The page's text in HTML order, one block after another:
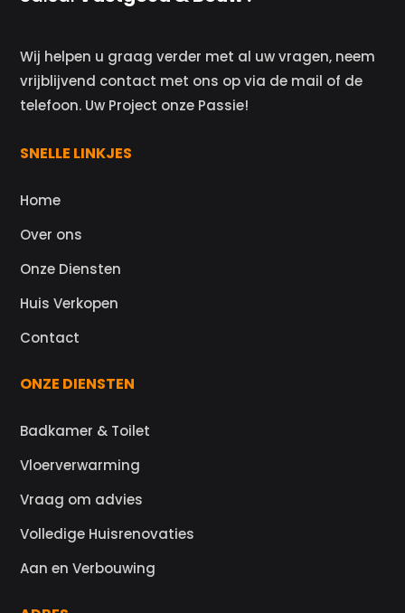
Wij helpen u graag verder met al uw vragen, neem
vrijblijvend contact met ons op via de mail of de
telefoon. Uw Project onze Passie!
SNELLE LINKJES
Home
Over ons
Onze Diensten
Huis Verkopen
Contact
ONZE DIENSTEN
Badkamer & Toilet
Vloerverwarming
Vraag om advies
Volledige Huisrenovaties
Aan en Verbouwing